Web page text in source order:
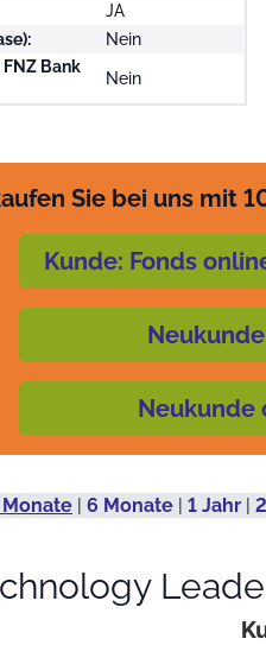
JA
Nein
Bank
Nein
Sie bei uns mit
Kunde: Fonds
Neukunde
Monate | 6 Monate | 1 Jahr |